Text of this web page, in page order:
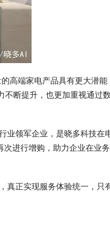
高端家电产品具有更大潜能
不断提升，也更加重视通过
业领军企业，是晓多科技在
进行增购，助力企业在业
真正实现服务体验统一，只